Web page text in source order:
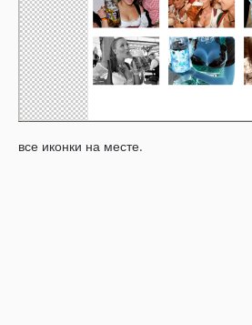
все иконки на месте.